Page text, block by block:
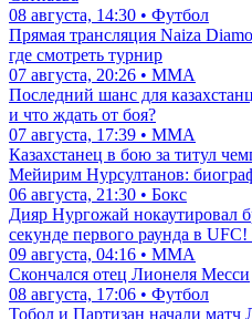
08 августа, 14:30 • Футбол
Прямая трансляция Naiza
где смотреть турнир
07 августа, 20:26 • ММА
Последний шанс для
и что ждать от боя?
07 августа, 17:39 • ММА
Казахстанец в бою за титул
Мейирим Нурсултанов:
06 августа, 21:30 • Бокс
Дияр Нургожай нокаутировал
секунде первого раунда в
09 августа, 04:16 • ММА
Скончался отец Лионеля Месси
08 августа, 17:06 • Футбол
Тобол и Партизан начали